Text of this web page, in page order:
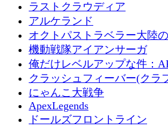
ラストクラウディア
アルケランド
オクトパストラベラー大陸
機動戦隊アイアンサーガ
俺だけレベルアップな件：
クラッシュフィーバー(クラ
にゃんこ大戦争
ApexLegends
ドールズフロントライン